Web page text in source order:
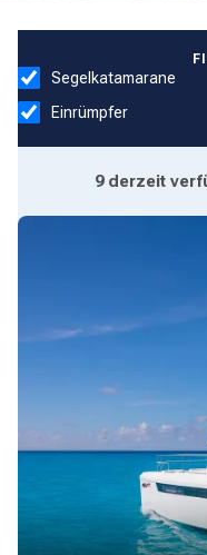
Segelkatamarane
Einrümpfer
9derzeit